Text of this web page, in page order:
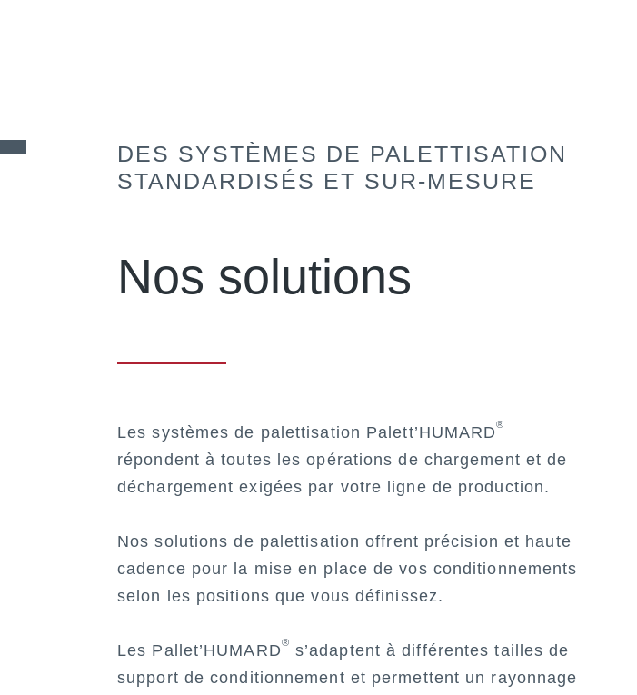
DES SYSTÈMES DE PALETTISATION
STANDARDISÉS ET SUR-MESURE
Nos solutions
Les systèmes de palettisation Palett’HUMARD®
répondent à toutes les opérations de chargement et de
déchargement exigées par votre ligne de production.
Nos solutions de palettisation offrent précision et haute
cadence pour la mise en place de vos conditionnements
selon les positions que vous définissez.
Les Pallet’HUMARD® s’adaptent à différentes tailles de
support de conditionnement et permettent un rayonnage